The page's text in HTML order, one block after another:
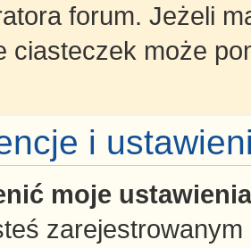
forum. Jeżeli
ciasteczek może
i
moje